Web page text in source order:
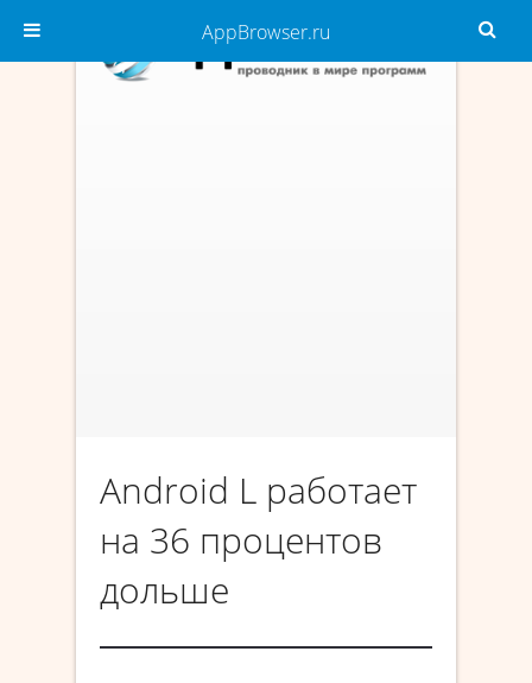
Android L работает
на 36 процентов
дольше
AppBrowser.ru